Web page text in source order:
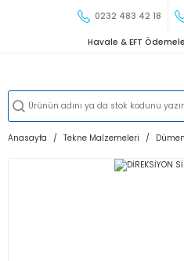
0232 483 42 18
Havale & EFT
Anasayfa Tekne Malzemeleri